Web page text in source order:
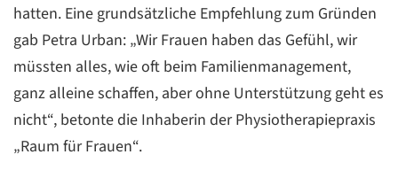
hatten. Eine grundsätzliche Empfehlung zum Gründen
gab Petra Urban: „Wir Frauen haben das Gefühl, wir
müssten alles, wie oft beim Familienmanagement,
ganz alleine schaffen, aber ohne Unterstützung geht es
nicht“, betonte die Inhaberin der Physiotherapiepraxis
„Raum für Frauen“.